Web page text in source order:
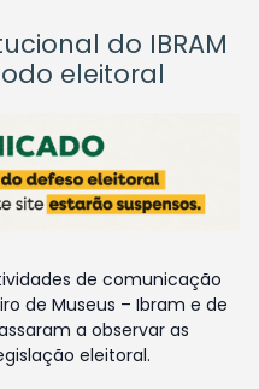
do IBRAM
eleitoral
de comunicação
de Museus – Ibram e de
a observar as
eleitoral.